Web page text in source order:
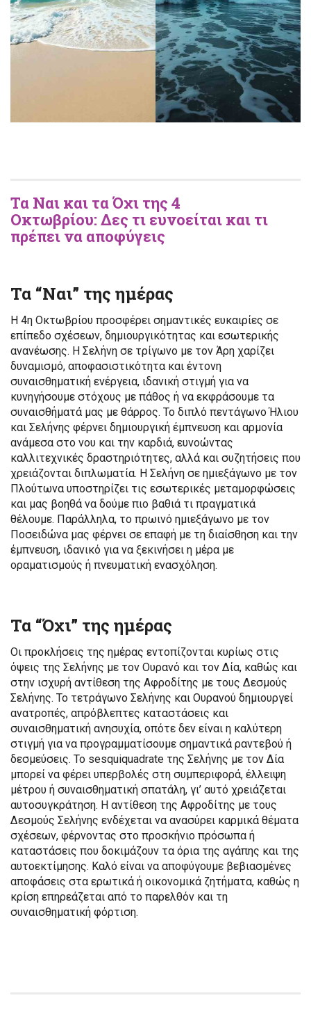
Τα Ναι και τα Όχι της 4
Οκτωβρίου:Δες τι ευνοείται και τι
πρέπει να αποφύγεις
Τα “Ναι” της ημέρας
Η 4η Οκτωβρίου προσφέρει σημαντικές ευκαιρίες σε
επίπεδο σχέσεων, δημιουργικότητας και εσωτερικής
ανανέωσης. Η Σελήνη σε τρίγωνο με τον Άρη χαρίζει
δυναμισμό, αποφασιστικότητα και έντονη
συναισθηματική ενέργεια, ιδανική στιγμή για να
κυνηγήσουμε στόχους με πάθος ή να εκφράσουμε τα
συναισθήματά μας με θάρρος. Το διπλό πεντάγωνο Ήλιου
και Σελήνης φέρνει δημιουργική έμπνευση και αρμονία
ανάμεσα στο νου και την καρδιά, ευνοώντας
καλλιτεχνικές δραστηριότητες, αλλά και συζητήσεις που
χρειάζονται διπλωματία. Η Σελήνη σε ημιεξάγωνο με τον
Πλούτωνα υποστηρίζει τις εσωτερικές μεταμορφώσεις
και μας βοηθά να δούμε πιο βαθιά τι πραγματικά
θέλουμε. Παράλληλα, το πρωινό ημιεξάγωνο με τον
Ποσειδώνα μας φέρνει σε επαφή με τη διαίσθηση και την
έμπνευση, ιδανικό για να ξεκινήσει η μέρα με
οραματισμούς ή πνευματική ενασχόληση.
Τα “Όχι” της ημέρας
Οι προκλήσεις της ημέρας εντοπίζονται κυρίως στις
όψεις της Σελήνης με τον Ουρανό και τον Δία, καθώς και
στην ισχυρή αντίθεση της Αφροδίτης με τους Δεσμούς
Σελήνης. Το τετράγωνο Σελήνης και Ουρανού δημιουργεί
ανατροπές, απρόβλεπτες καταστάσεις και
συναισθηματική ανησυχία, οπότε δεν είναι η καλύτερη
στιγμή για να προγραμματίσουμε σημαντικά ραντεβού ή
δεσμεύσεις. Το sesquiquadrate της Σελήνης με τον Δία
μπορεί να φέρει υπερβολές στη συμπεριφορά, έλλειψη
μέτρου ή συναισθηματική σπατάλη, γι’ αυτό χρειάζεται
αυτοσυγκράτηση. Η αντίθεση της Αφροδίτης με τους
Δεσμούς Σελήνης ενδέχεται να ανασύρει καρμικά θέματα
σχέσεων, φέρνοντας στο προσκήνιο πρόσωπα ή
καταστάσεις που δοκιμάζουν τα όρια της αγάπης και της
αυτοεκτίμησης. Καλό είναι να αποφύγουμε βεβιασμένες
αποφάσεις στα ερωτικά ή οικονομικά ζητήματα, καθώς η
κρίση επηρεάζεται από το παρελθόν και τη
συναισθηματική φόρτιση.